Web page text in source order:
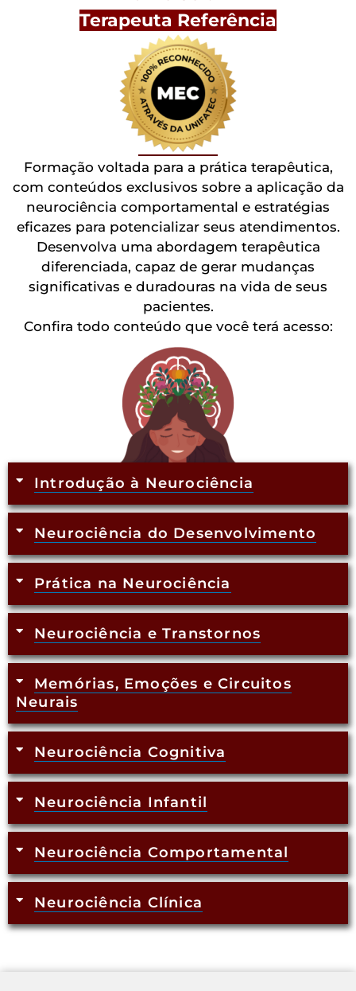
Terapeuta Referência
Formação voltada para a prática terapêutica,
com conteúdos exclusivos sobre a aplicação da
neurociência comportamental e estratégias
eficazes para potencializar seus atendimentos.
Desenvolva uma abordagem terapêutica
diferenciada, capaz de gerar mudanças
significativas e duradouras na vida de seus
pacientes.
Confira todo conteúdo que você terá acesso:
Introdução à Neurociência
Neurociência do Desenvolvimento
Prática na Neurociência
Neurociência e Transtornos
Memórias, Emoções e Circuitos
Neurais
Neurociência Cognitiva
Neurociência Infantil
Neurociência Comportamental
Neurociência Clínica